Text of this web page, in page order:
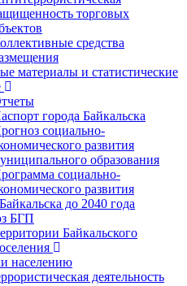
торговых
средства
материалы и статистические
города Байкальска
социально-
развития
образования
социально-
развития
до 2040 года
БГП
Байкальского
населению
деятельность